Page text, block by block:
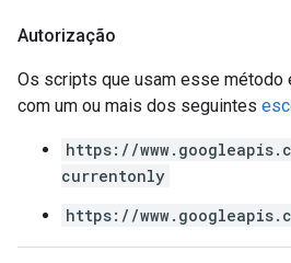
Autorização
Os scripts que usam esse método
com um ou mais dos seguintes
https://
currentonly
https://